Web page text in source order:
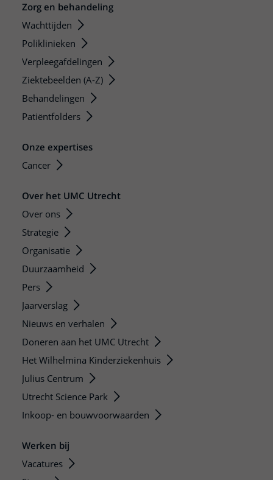
Zorg en behandeling
Wachttijden
Poliklinieken
Verpleegafdelingen
Ziektebeelden (A-Z)
Behandelingen
Patiëntfolders
Onze expertises
Cancer
Over het UMC Utrecht
Over ons
Strategie
Organisatie
Duurzaamheid
Pers
Jaarverslag
Nieuws en verhalen
Doneren aan het UMC Utrecht
Het Wilhelmina Kinderziekenhuis
Julius Centrum
Utrecht Science Park
Inkoop- en bouwvoorwaarden
Werken bij
Vacatures